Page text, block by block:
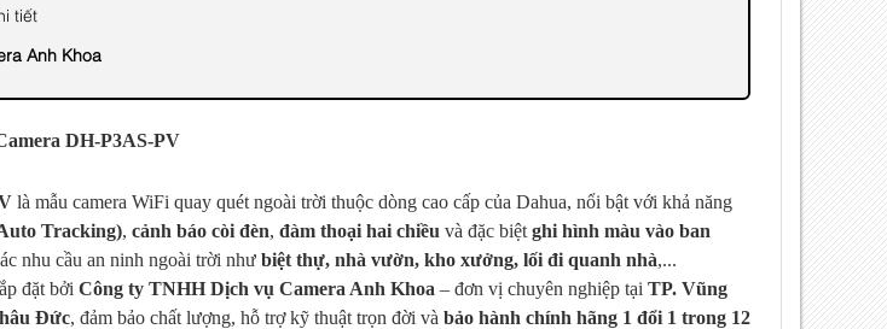
tiết
Anh Khoa
DH-P3AS-PV
là mẫu camera WiFi quay quét ngoài trời thuộc dòng cao cấp của Dahua, nổi bật với khả năng
Tracking), cảnh báo còi đèn, đàm thoại hai chiều và đặc biệt ghi hình màu vào ban
nhu cầu an ninh ngoài trời như biệt thự, nhà vườn, kho xưởng, lối đi quanh nhà,...
đặt bởi Công ty TNHH Dịch vụ Camera Anh Khoa – đơn vị chuyên nghiệp tại TP. Vũng
Đức, đảm bảo chất lượng, hỗ trợ kỹ thuật trọn đời và bảo hành chính hãng 1 đổi 1 trong 12